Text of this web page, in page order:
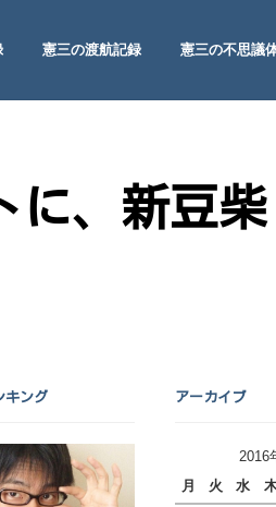
憲三の渡航記録
憲三の不思議
に、新豆
キング アーカイブ
2016
月
火 水